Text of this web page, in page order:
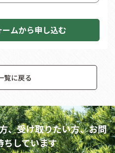
ムから申し込む
覧に戻る
、受け取りたい方、お問
ちしています